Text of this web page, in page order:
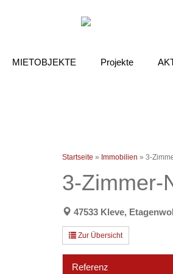
MIETOBJEKTE Projekte
Startseite » Immobilien » 3-
3-Zimmer-
47533 Kleve,
Zur Übersicht
Referenz